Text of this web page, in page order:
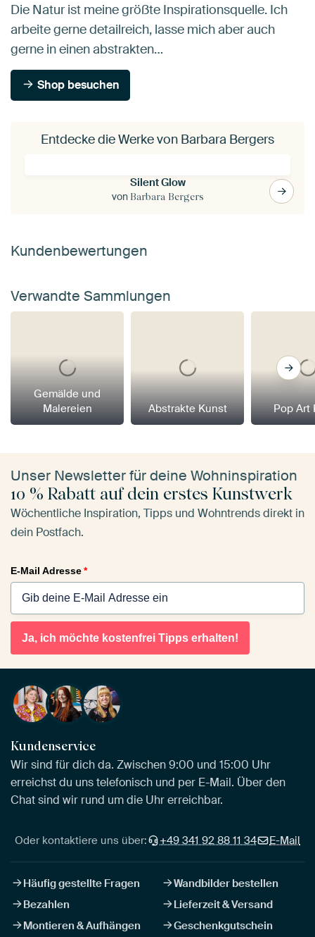
Die Natur ist meine größte Inspirationsquelle. Ich
arbeite gerne detailreich, lasse mich aber auch
gerne in einen abstrakten…
Shop besuchen
Entdecke die Werke von Barbara Bergers
Silent Glow
von Barbara Bergers
Kundenbewertungen
Verwandte Sammlungen
Gemälde und
Malereien
Abstrakte Kunst Pop Art
Unser Newsletter für deine Wohninspiration
10 % Rabatt auf dein erstes Kunstwerk
Wöchentliche Inspiration, Tipps und Wohntrends direkt in
dein Postfach.
E-Mail Adresse*
Ja, ich möchte kostenfrei Tipps erhalten!
Kundenservice
Wir sind für dich da. Zwischen 9:00 und 15:00 Uhr
erreichst du uns telefonisch und per E-Mail. Über den
Chat sind wir rund um die Uhr erreichbar.
Oder kontaktiere uns über: +49 341 92 88 11 34 E-Mail
Häufig gestellte Fragen
Wandbilder bestellen
Bezahlen
Lieferzeit & Versand
Montieren & Aufhängen
Geschenkgutschein